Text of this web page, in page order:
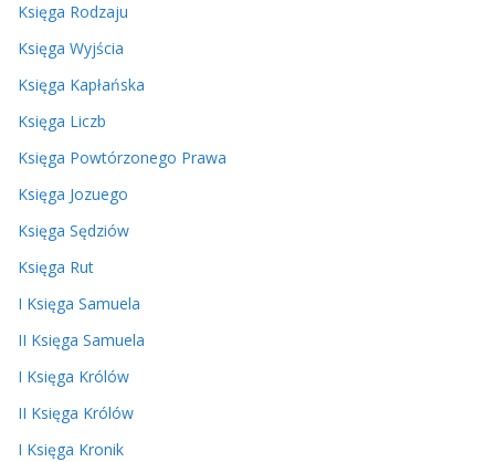
Księga Rodzaju
Księga Wyjścia
Księga Kapłańska
Księga Liczb
Księga Powtórzonego Prawa
Księga Jozuego
Księga Sędziów
Księga Rut
I Księga Samuela
II Księga Samuela
I Księga Królów
II Księga Królów
I Księga Kronik